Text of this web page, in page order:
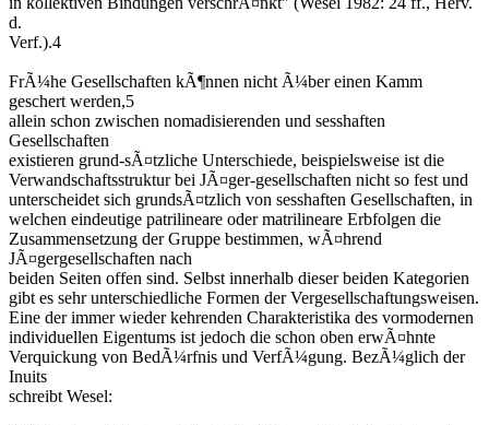
d.
Verf.).4
FrÃ¼he Gesellschaften kÃ¶nnen nicht Ã¼ber einen Kamm
geschert werden,5
allein schon zwischen nomadisierenden und sesshaften
Gesellschaften
existieren grund-sÃ¤tzliche Unterschiede, beispielsweise ist die
Verwandschaftsstruktur bei JÃ¤ger-gesellschaften nicht so fest und
unterscheidet sich grundsÃ¤tzlich von sesshaften Gesellschaften, in
welchen eindeutige patrilineare oder matrilineare Erbfolgen die
Zusammensetzung der Gruppe bestimmen, wÃ¤hrend
JÃ¤gergesellschaften nach
beiden Seiten offen sind. Selbst innerhalb dieser beiden Kategorien
gibt es sehr unterschiedliche Formen der Vergesellschaftungsweisen.
Eine der immer wieder kehrenden Charakteristika des vormodernen
individuellen Eigentums ist jedoch die schon oben erwÃ¤hnte
Verquickung von BedÃ¼rfnis und VerfÃ¼gung. BezÃ¼glich der
Inuits
schreibt Wesel: